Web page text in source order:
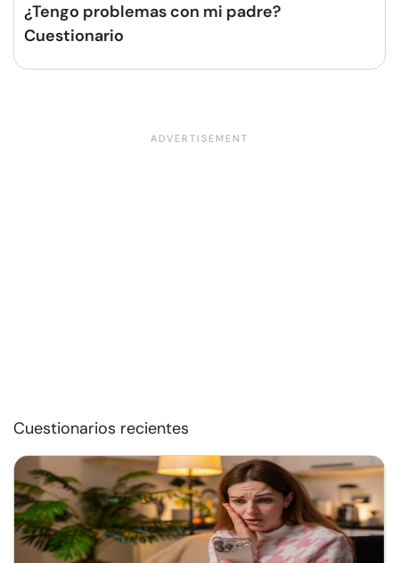
¿Tengo problemas con mi padre?
Cuestionario
Cuestionarios recientes